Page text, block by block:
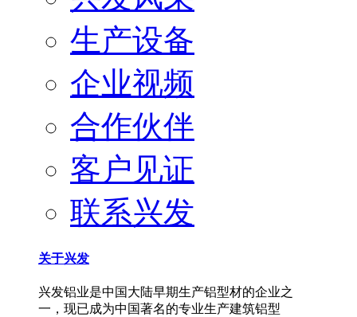
生产设备
企业视频
合作伙伴
客户见证
联系兴发
关于兴发
兴发铝业是中国大陆早期生产铝型材的企业之
一，现已成为中国著名的专业生产建筑铝型